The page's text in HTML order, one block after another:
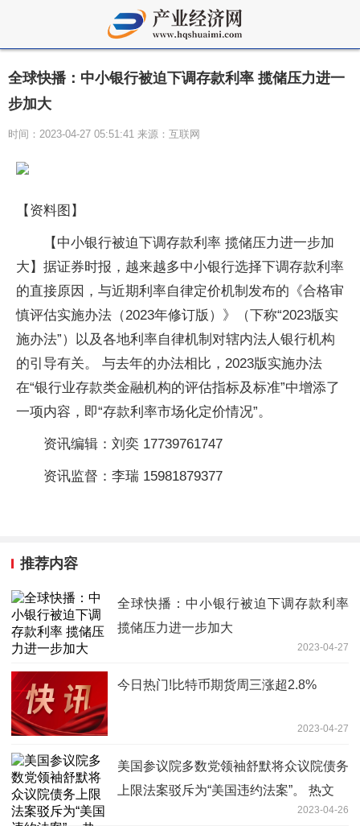
全球快播：中小银行被迫下调存款利率 揽储压力进一
步加大
时间：2023-04-27 05:51:41 来源：互联网
【资料图】
【中小银行被迫下调存款利率 揽储压力进一步加
大】据证券时报，越来越多中小银行选择下调存款利率
的直接原因，与近期利率自律定价机制发布的《合格审
慎评估实施办法（2023年修订版）》（下称“2023版实
施办法”）以及各地利率自律机制对辖内法人银行机构
的引导有关。 与去年的办法相比，2023版实施办法
在“银行业存款类金融机构的评估指标及标准”中增添了
一项内容，即“存款利率市场化定价情况”。
资讯编辑：刘奕 17739761747
资讯监督：李瑞 15981879377
推荐内容
全球快播：中小银行被迫下调存款利率
揽储压力进一步加大
2023-04-27
今日热门!比特币期货周三涨超2.8%
2023-04-27
美国参议院多数党领袖舒默将众议院债务
上限法案驳斥为“美国违约法案”。 热文
2023-04-26